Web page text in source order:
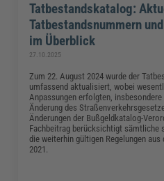
Tatbestandskatalog:
Tatbestandsnummern
im Überblick
27.10.2025
Zum 22. August 2024 wurde der
umfassend aktualisiert, wobei
Anpassungen erfolgten,
Änderung des
Änderungen der Bußgeldkatalog-
Fachbeitrag berücksichtigt sämtliche
die weiterhin gültigen Regelungen
2021.